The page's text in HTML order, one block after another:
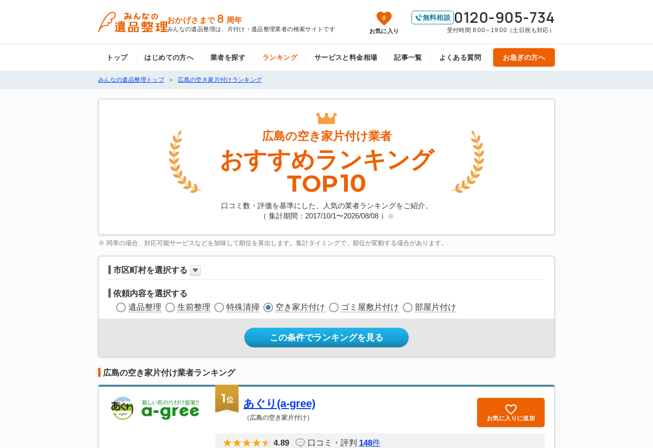
おかげさまで 8 周年
みんなの遺品整理は、片付け・遺品整理業者の検索サイトです
0
お気に入り
無料相談 0120-905-734
受付時間 8:00～19:00（土日祝も対応）
トップ はじめての方へ 業者を探す ランキング サービスと料金相場 記事一覧 よくある質問 お急ぎの方へ
みんなの遺品整理トップ 広島の空き家片付けランキング
広島の空き家片付け業者
おすすめランキング
TOP10
口コミ数・評価を基準にした、人気の業者ランキングをご紹介。
（ 集計期間：2017/10/1〜2026/08/08） ※
※ 同率の場合、対応可能サービスなどを加味して順位を算出します。集計タイミングで、順位が変動する場合があります。
市区町村を選択する
依頼内容を選択する
遺品整理
生前整理 特殊清掃 空き家片付け ゴミ屋敷片付け 部屋片付け
この条件でランキングを見る
広島の空き家片付け業者ランキング
1位 あぐり(a-gree)
（広島の空き家片付け） お気に入りに追加
4.89 口コミ・評判 148件